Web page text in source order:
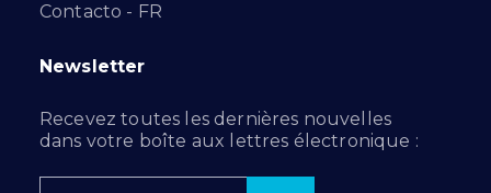
Contacto - FR
Newsletter
Recevez toutes les dernières nouvelles
dans votre boîte aux lettres électronique :